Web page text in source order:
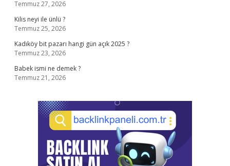
Temmuz 27, 2026
Kilis neyi ile ünlü ?
Temmuz 25, 2026
Kadıköy bit pazarı hangi gün açık 2025 ?
Temmuz 23, 2026
Babek ismi ne demek ?
Temmuz 21, 2026